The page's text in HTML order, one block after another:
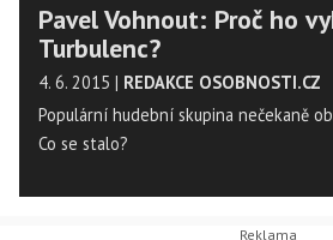
Pavel Vohnout: Proč ho
Turbulenc?
4. 6. 2015 | REDAKCE OSOBNOSTI.CZ
Populární hudební skupina nečekaně
Co se stalo?